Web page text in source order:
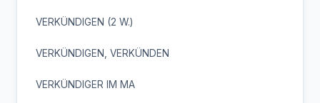
VERKÜNDIGEN (2 W.)
VERKÜNDIGEN, VERKÜNDEN
VERKÜNDIGER IM MA